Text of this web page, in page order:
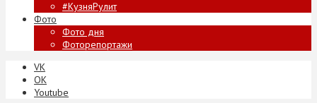
#КузняРулит
Фото
Фото дня
Фоторепортажи
VK
ОК
Youtube